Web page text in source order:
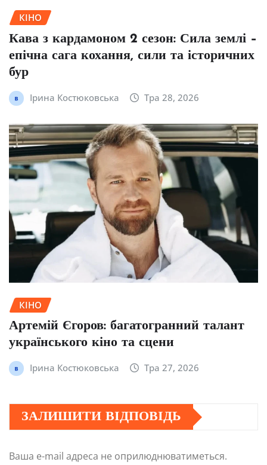
КІНО
Кава з кардамоном 2 сезон: Сила землі –
епічна сага кохання, сили та історичних
бур
Ірина Костюковська Тра 28, 2026
КІНО
Артемій Єгоров: багатогранний талант
українського кіно та сцени
Ірина Костюковська Тра 27, 2026
ЗАЛИШИТИ ВІДПОВІДЬ
Ваша e-mail адреса не оприлюднюватиметься.